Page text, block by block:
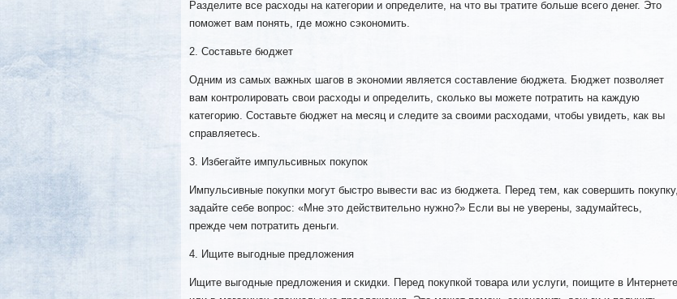
Разделите все расходы на категории и определите, на что вы тратите больше всего денег. Это
поможет вам понять, где можно сэкономить.
2. Составьте бюджет
Одним из самых важных шагов в экономии является составление бюджета. Бюджет позволяет
вам контролировать свои расходы и определить, сколько вы можете потратить на каждую
категорию. Составьте бюджет на месяц и следите за своими расходами, чтобы увидеть, как вы
справляетесь.
3. Избегайте импульсивных покупок
Импульсивные покупки могут быстро вывести вас из бюджета. Перед тем, как совершить покупку,
задайте себе вопрос: «Мне это действительно нужно?» Если вы не уверены, задумайтесь,
прежде чем потратить деньги.
4. Ищите выгодные предложения
Ищите выгодные предложения и скидки. Перед покупкой товара или услуги, поищите в Интернете